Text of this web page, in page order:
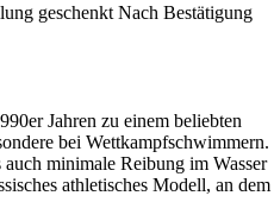
geschenkt Nach Bestätigung
Jahren zu einem beliebten
bei Wettkampfschwimmern.
minimale Reibung im Wasser
athletisches Modell, an dem